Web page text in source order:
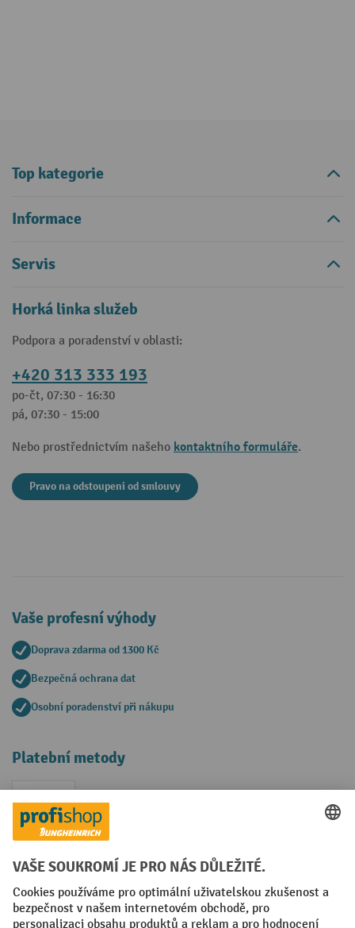
Top kategorie
Informace
Servis
Horká linka služeb
Podpora a poradenství v oblasti:
+420 313 333 193
po-čt, 07:30 - 16:30
pá, 07:30 - 15:00
Nebo prostřednictvím našeho kontaktního formuláře.
Pravo na odstoupeni od smlouvy
Vaše profesní výhody
Doprava zdarma od 1300 Kč
Bezpečná ochrana dat
Osobní poradenství při nákupu
Platební metody
Faktura
Sociální sítě
Facebook
YouTubeLinkedIn